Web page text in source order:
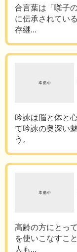
合言葉は「囃子
に伝承されてい
存継...
吟詠は脳と体と
て吟詠の奥深い
う。
高齢の方にとっ
を使いこなすこ
人も...